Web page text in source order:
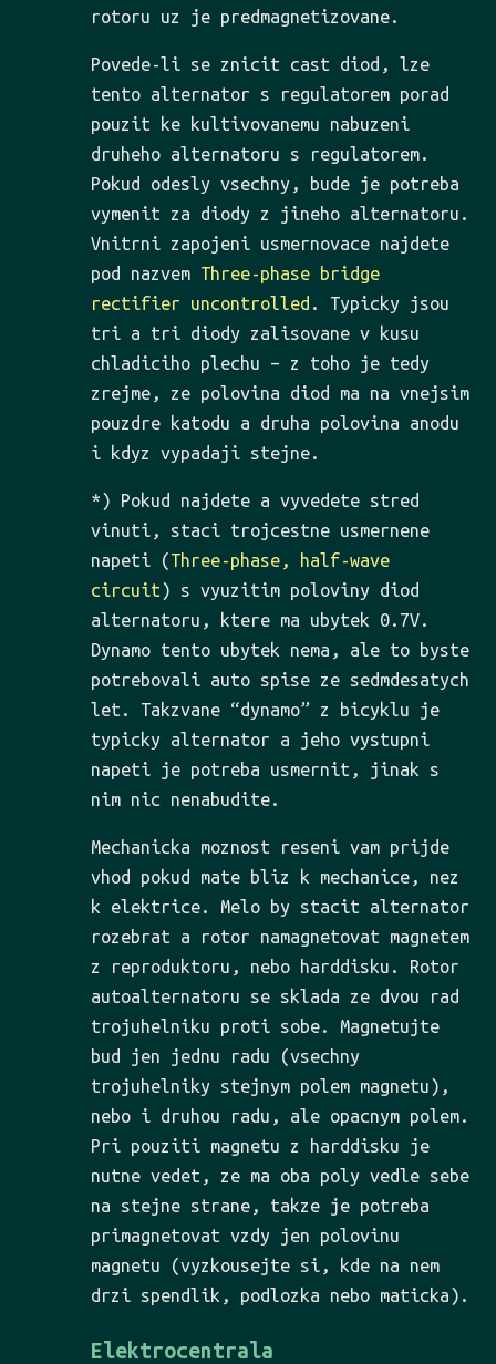
rotoru uz je predmagnetizovane.
Povede-li se znicit cast diod, lze
tento alternator s regulatorem porad
pouzit ke kultivovanemu nabuzeni
druheho alternatoru s regulatorem.
Pokud odesly vsechny, bude je potreba
vymenit za diody z jineho alternatoru.
Vnitrni zapojeni usmernovace najdete
pod nazvem Three-phase bridge
rectifier uncontrolled . Typicky jsou
tri a tri diody zalisovane v kusu
chladiciho plechu – z toho je tedy
zrejme, ze polovina diod ma na vnejsim
pouzdre katodu a druha polovina anodu
i kdyz vypadaji stejne.
*) Pokud najdete a vyvedete stred
vinuti, staci trojcestne usmernene
napeti (Three-phase, half-wave
circuit) s vyuzitim poloviny diod
alternatoru, ktere ma ubytek 0.7V.
Dynamo tento ubytek nema, ale to byste
potrebovali auto spise ze sedmdesatych
let. Takzvane “dynamo” z bicyklu je
typicky alternator a jeho vystupni
napeti je potreba usmernit, jinak s
nim nic nenabudite.
Mechanicka moznost reseni vam prijde
vhod pokud mate bliz k mechanice, nez
k elektrice. Melo by stacit alternator
rozebrat a rotor namagnetovat magnetem
z reproduktoru, nebo harddisku. Rotor
autoalternatoru se sklada ze dvou rad
trojuhelniku proti sobe. Magnetujte
bud jen jednu radu (vsechny
trojuhelniky stejnym polem magnetu),
nebo i druhou radu, ale opacnym polem.
Pri pouziti magnetu z harddisku je
nutne vedet, ze ma oba poly vedle sebe
na stejne strane, takze je potreba
primagnetovat vzdy jen polovinu
magnetu (vyzkousejte si, kde na nem
drzi spendlik, podlozka nebo maticka).
Elektrocentrala